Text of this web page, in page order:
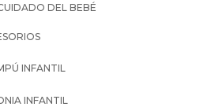
DEL BEBÉ
INFANTIL
INFANTIL